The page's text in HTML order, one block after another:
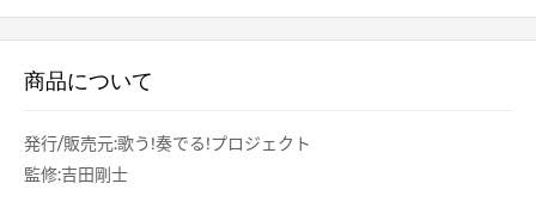
商品について
発行/販売元:歌う!奏でる!プロジェクト
監修:吉田剛士